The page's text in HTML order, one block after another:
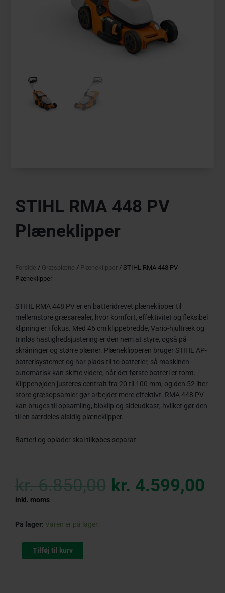
STIHL RMA 448 PV
Plæneklipper
Forside / Græsplæne / Plæneklipper / STIHL RMA 448 PV
Plæneklipper
STIHL RMA 448 PV er en batteridrevet plæneklipper til
mellemstore græsarealer, hvor komfort, effektivitet og fleksibel
klipning er i fokus. Med 46 cm klippebredde, Vario-hjultræk og
trinløs hastighedsjustering er den nem at styre, også på
skråninger og større plæner. Plæneklipperen bruger STIHL AP-
batterisystemet og har plads til to batterier, så maskinen
automatisk kan skifte videre, når det første batteri er tomt.
Klippehøjden justeres centralt fra 20 til 100 mm, og den 52 liter
store græsopsamler gør arbejdet mere effektivt. RMA 448 PV
kan bruges til opsamling, bioklip og sideudkast, hvilket gør den
til en særdeles alsidig plæneklipper.
Batteri og oplader skal tilkøbes separat.
kr.6.850,00 price
was:
kr. 4.599,00
inkl. moms
På lager: Varen er på lager.
STIHL
PV
Tilføj til kurv